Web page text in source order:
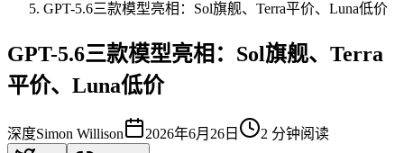
GPT-5.6三款模型亮相：Sol旗舰、Terra平价、Luna低价
GPT-5.6三款模型亮相：Sol旗舰、Terra
平价、Luna低价
深度Simon Willison 2026年6月26日 2 分钟阅读